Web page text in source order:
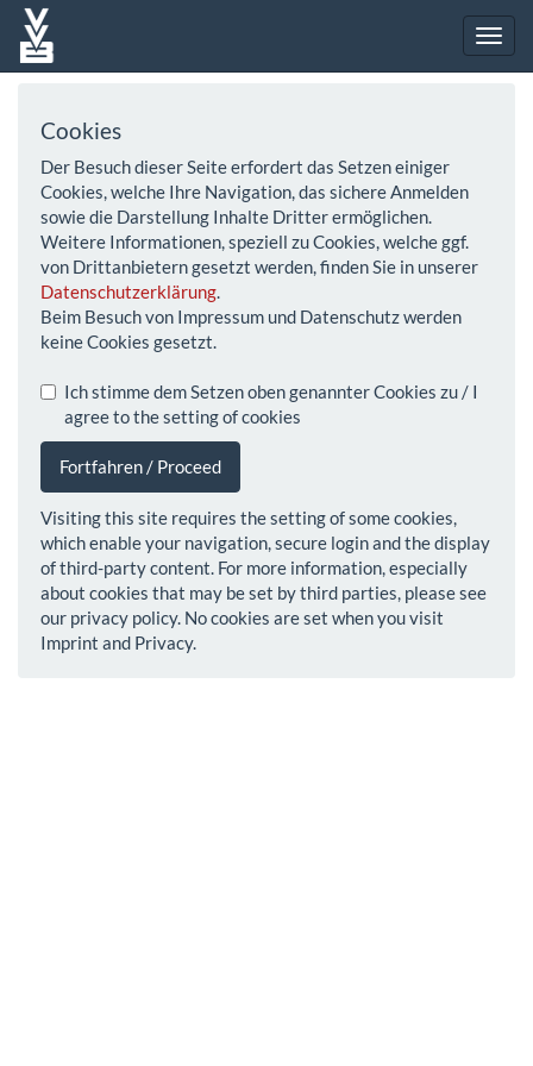
Cookies
Der Besuch dieser Seite erfordert das Setzen einiger
Cookies, welche Ihre Navigation, das sichere Anmelden
sowie die Darstellung Inhalte Dritter ermöglichen.
Weitere Informationen, speziell zu Cookies, welche ggf.
von Drittanbietern gesetzt werden, finden Sie in unserer
Datenschutzerklärung.
Beim Besuch von Impressum und Datenschutz werden
keine Cookies gesetzt.
Ich stimme dem Setzen oben genannter Cookies zu / I
agree to the setting of cookies
Fortfahren / Proceed
Visiting this site requires the setting of some cookies,
which enable your navigation, secure login and the display
of third-party content. For more information, especially
about cookies that may be set by third parties, please see
our privacy policy. No cookies are set when you visit
Imprint and Privacy.